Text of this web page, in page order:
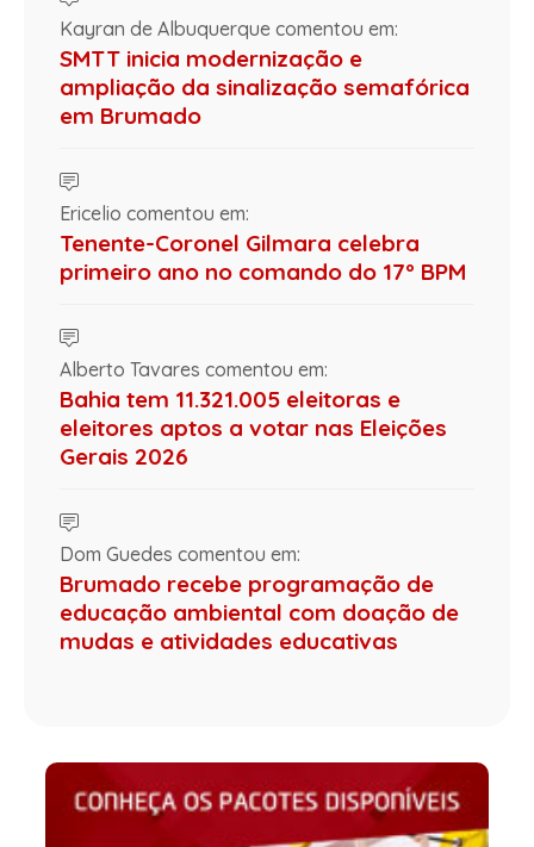
Kayran de Albuquerque comentou em:
SMTT inicia modernização e
ampliação da sinalização semafórica
em Brumado
Ericelio comentou em:
Tenente-Coronel Gilmara celebra
primeiro ano no comando do 17º BPM
Alberto Tavares comentou em:
Bahia tem 11.321.005 eleitoras e
eleitores aptos a votar nas Eleições
Gerais 2026
Dom Guedes comentou em:
Brumado recebe programação de
educação ambiental com doação de
mudas e atividades educativas